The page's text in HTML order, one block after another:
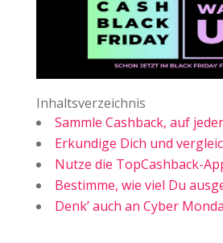
Inhaltsverzeichnis
Sammle Cashback, auf
Erkundige Dich und
Nutze die TopCashback-
Bestimme, wie viel Du
Denk’ auch an Cyber